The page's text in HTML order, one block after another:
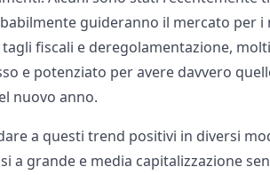
guideranno il mercato per i
fiscali e deregolamentazione,
e potenziato per avere davvero
nuovo anno.
a questi trend positivi in ​​diversi
a grande e media capitalizzazione